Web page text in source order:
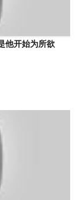
他开始为所欲